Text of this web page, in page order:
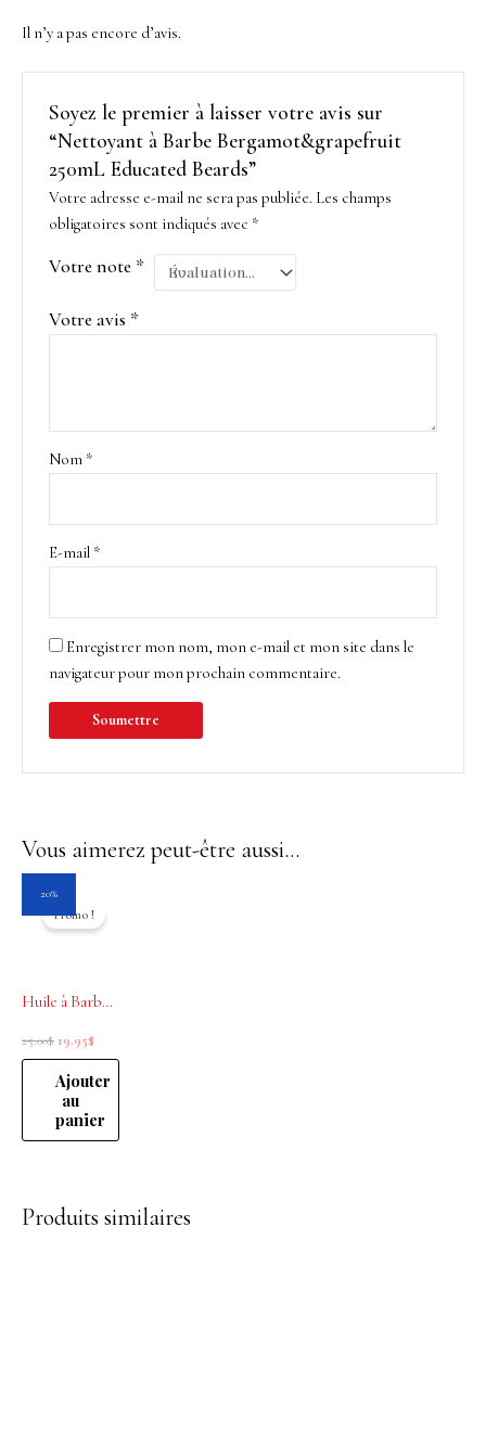
Il n’y a pas encore d’avis.
Soyez le premier à laisser votre avis sur
“Nettoyant à Barbe Bergamot&grapefruit
250mL Educated Beards”
Votre adresse e-mail ne sera pas publiée. Les champs
obligatoires sont indiqués avec *
Votre note *
Votre avis *
Nom *
E-mail *
Enregistrer mon nom, mon e-mail et mon site dans le
navigateur pour mon prochain commentaire.
Vous aimerez peut-être aussi…
20%
Promo !
Huile à Barbe Bergamot & Grapefruit 30ml Educated Beards
25.00$
initial
19.95$
actuel
Ajouter
au
panier
Produits similaires